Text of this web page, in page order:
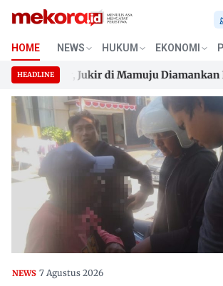
Skip
content
HOME NEWS HUKUM EKONOMI
HEADLINE
Parkir, Jukir di Mamuju Diamankan
Parkir, Jukir di Mamuju Diamankan Polisi
NEWS 7 Agustus 2026